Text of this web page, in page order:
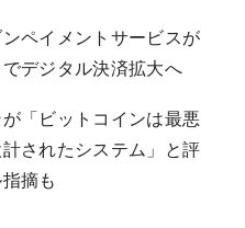
ペイメントサービスが
デジタル決済拡大へ
「ビットコインは最悪
されたシステム」と評
摘も